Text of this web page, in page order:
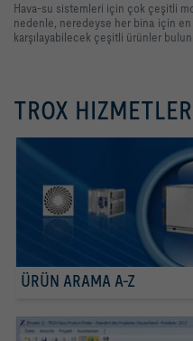
Hava-su sistemleri için çok çeşitli
nedenle, neredeyse her bina için
karşılayabilecek çeşitli ürünler
TROX HIZMETLER
ÜRÜN ARAMA A-Z